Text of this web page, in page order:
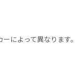
によって異なります。